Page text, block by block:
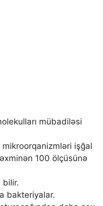
mübadiləsi
işğal
100 ölçüsünə
bilir.
bakteriyalar.